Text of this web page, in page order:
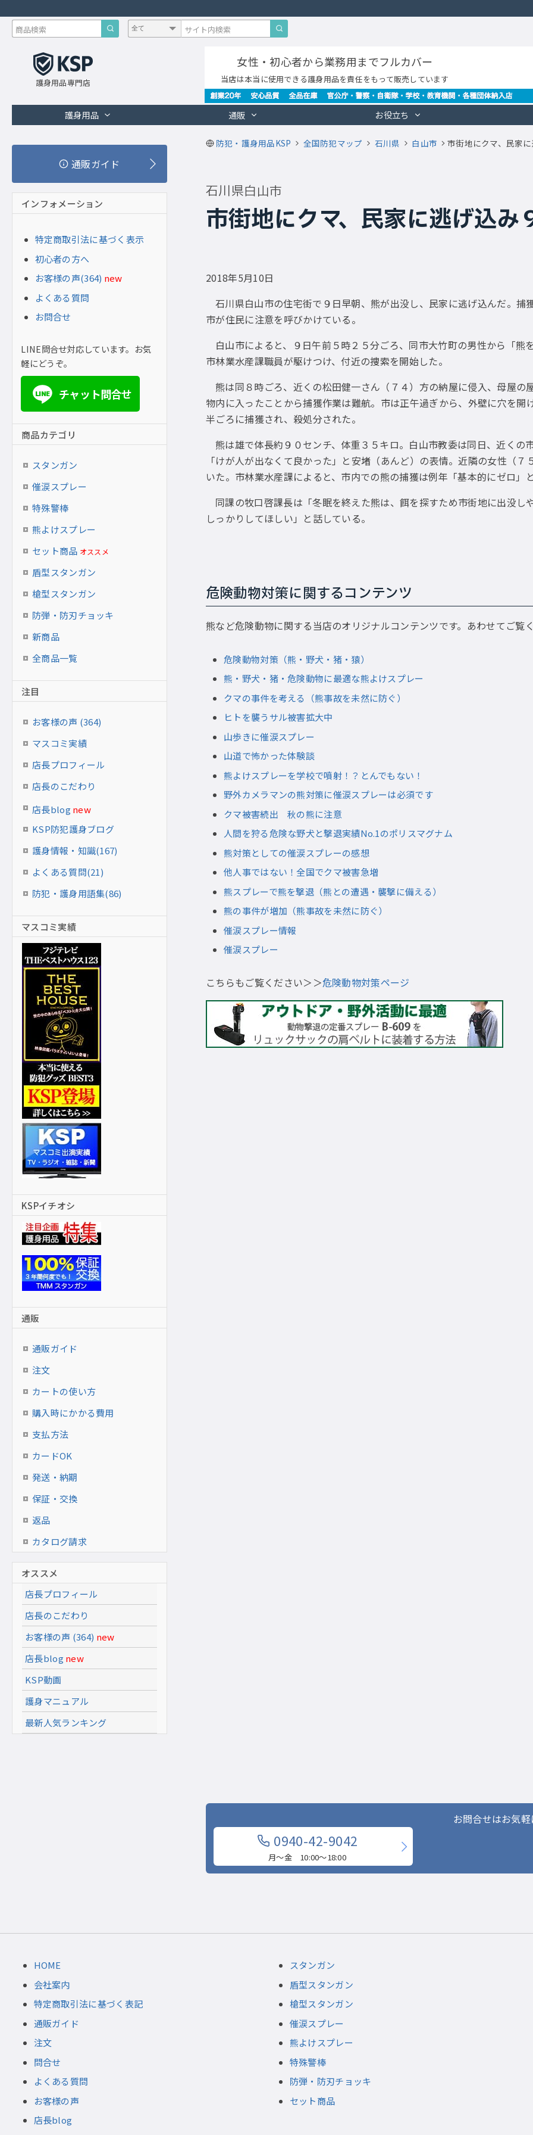
護身用品専門店
女性・初心者から業務用までフルカバー
当店は本当に使用できる護身用品を責任をもって販売しています
護身用品 通販 お役立ち
防犯・護身用品KSP 全国防犯マップ 石川県 白山市 市街地にクマ、民家
石川県白山市
市街地にクマ、民家に逃げ込み
2018年5月10日
石川県白山市の住宅街で９日早朝、熊が出没し、民家に逃げ込んだ。捕
市が住民に注意を呼びかけている。
白山市によると、９日午前５時２５分ごろ、同市大竹町の男性から「
市林業水産課職員が駆けつけ、付近の捜索を開始した。
熊は同８時ごろ、近くの松田健一さん（７４）方の納屋に侵入、母屋
物内に入ったことから捕獲作業は難航。市は正午過ぎから、外壁に穴を
半ごろに捕獲され、殺処分された。
熊は雄で体長約９０センチ、体重３５キロ。白山市教委は同日、近く
「けが人が出なくて良かった」と安堵（あんど）の表情。近隣の女性（
いた。市林業水産課によると、市内での熊の捕獲は例年「基本的にゼロ」と
同課の牧口啓課長は「冬眠を終えた熊は、餌を探すため市街地に出没
しっかりしてほしい」と話している。
危険動物対策に関するコンテンツ
熊など危険動物に関する当店のオリジナルコンテンツです。あわせてご覧く
危険動物対策（熊・野犬・猪・猿）
熊・野犬・猪・危険動物に最適な熊よけスプレー
クマの事件を考える（熊事故を未然に防ぐ）
ヒトを襲うサル被害拡大中
山歩きに催涙スプレー
山道で怖かった体験談
熊よけスプレーを学校で噴射！？とんでもない！
野外カメラマンの熊対策に催涙スプレーは必須です
クマ被害続出 秋の熊に注意
人間を狩る危険な野犬と撃退実績No.1のポリスマグナム
熊対策としての催涙スプレーの感想
他人事ではない！全国でクマ被害急増
熊スプレーで熊を撃退（熊との遭遇・襲撃に備える）
熊の事件が増加（熊事故を未然に防ぐ）
催涙スプレー情報
催涙スプレー
こちらもご覧ください＞＞危険動物対策ページ
通販ガイド
インフォメーション
特定商取引法に基づく表示
初心者の方へ
お客様の声(364) new
よくある質問
お問合せ
LINE問合せ対応しています。お気
軽にどうぞ。
LINE チャット問合せ
商品カテゴリ
スタンガン
催涙スプレー
特殊警棒
熊よけスプレー
セット商品 オススメ
盾型スタンガン
槍型スタンガン
防弾・防刃チョッキ
新商品
全商品一覧
注目
お客様の声 (364)
マスコミ実績
店長プロフィール
店長のこだわり
店長blog new
KSP防犯護身ブログ
護身情報・知識(167)
よくある質問(21)
防犯・護身用語集(86)
マスコミ実績
KSPイチオシ
通販
通販ガイド
注文
カートの使い方
購入時にかかる費用
支払方法
カードOK
発送・納期
保証・交換
返品
カタログ請求
オススメ
店長プロフィール
店長のこだわり
お客様の声 (364) new
店長blog new
KSP動画
護身マニュアル
最新人気ランキング
お問合せはお気軽
0940-42-9042
月〜金 10:00〜18:00
HOME
会社案内
特定商取引法に基づく表記
通販ガイド
注文
問合せ
よくある質問
お客様の声
店長blog
スタンガン
盾型スタンガン
槍型スタンガン
催涙スプレー
熊よけスプレー
特殊警棒
防弾・防刃チョッキ
セット商品